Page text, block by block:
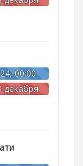
00:00
декабря